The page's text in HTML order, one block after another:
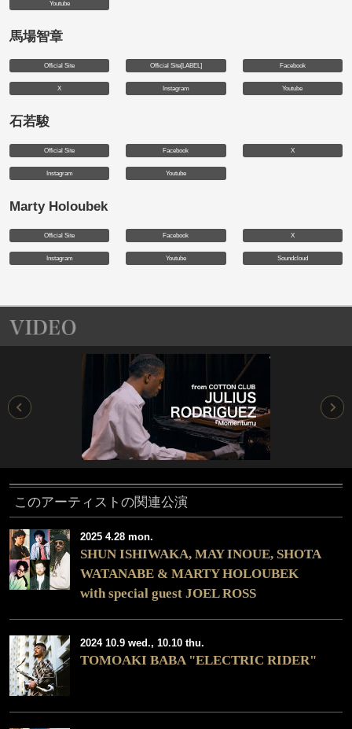
Youtube
馬場智章
Official Site Official Site[LABEL] Facebook
X Instagram Youtube
石若駿
Official Site Facebook X
Instagram Youtube
Marty Holoubek
Official Site Facebook X
Instagram Youtube Soundcloud
このアーティストの関連公演
2025 4.28 mon.
SHUN ISHIWAKA, MAY INOUE, SHOTA
WATANABE & MARTY HOLOUBEK
with special guest JOEL ROSS
2024 10.9 wed., 10.10 thu.
TOMOAKI BABA "ELECTRIC RIDER"